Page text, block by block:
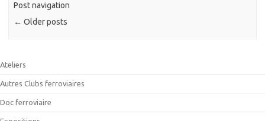
Post navigation
← Older posts
Ateliers
Autres Clubs ferroviaires
Doc ferroviaire